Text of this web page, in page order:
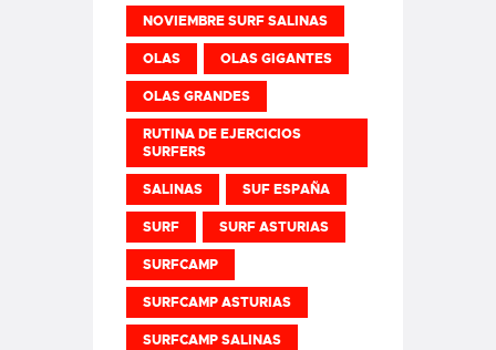
NOVIEMBRE SURF SALINAS
OLAS OLAS GIGANTES
OLAS GRANDES
RUTINA DE EJERCICIOS
SURFERS
SALINAS SUF ESPAÑA
SURF SURF ASTURIAS
SURFCAMP
SURFCAMP ASTURIAS
SURFCAMP SALINAS